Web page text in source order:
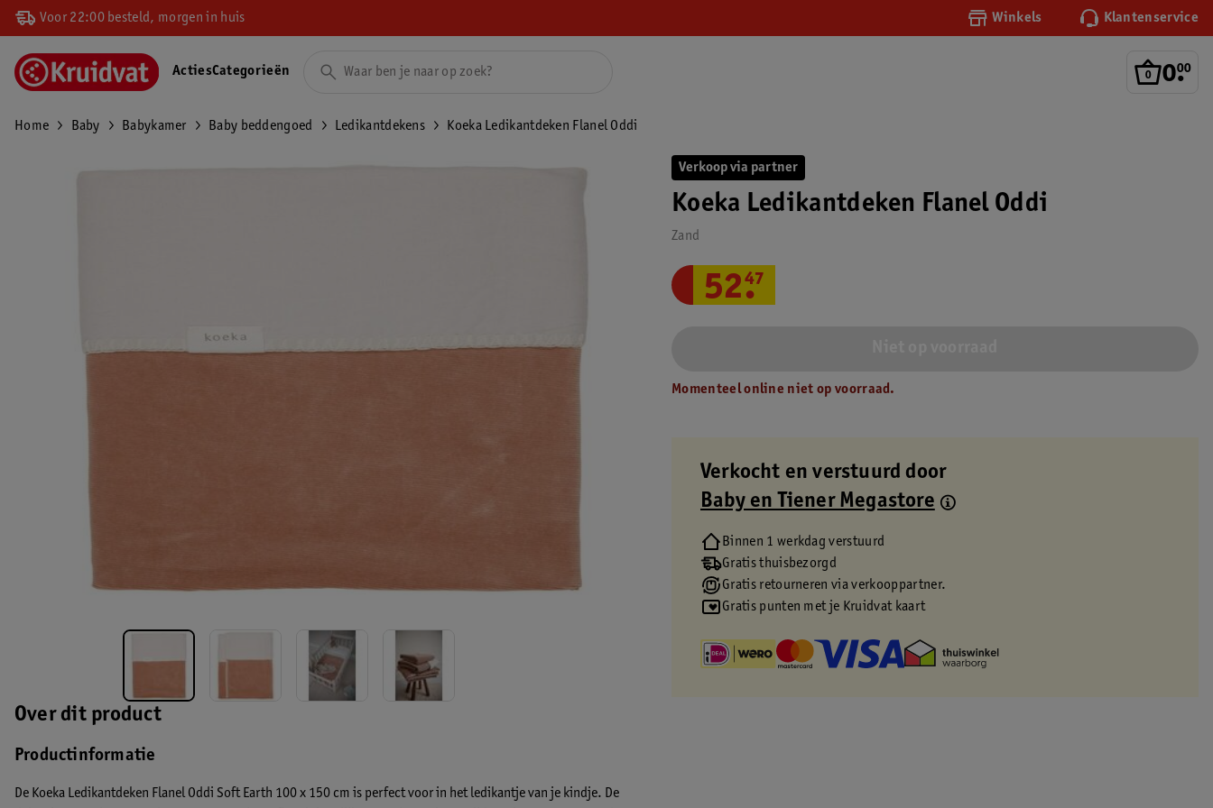
Voor 22:00 besteld, morgen in huis Winkels Klantenservice
0.
00
ActiesCategorieën
Home Baby Babykamer Baby beddengoed Ledikantdekens Koeka Ledikantdeken Flanel Oddi
Over dit product
Productinformatie
De Koeka Ledikantdeken Flanel Oddi Soft Earth 100 x 150 cm is perfect voor in het ledikantje van je kindje. De
Verkoop via partner
Koeka Ledikantdeken Flanel Oddi
Zand
52.
47
Momenteel online niet op voorraad.
Verkocht en verstuurd door
Baby en Tiener Megastore
Binnen 1 werkdag verstuurd
Gratis thuisbezorgd
Gratis retourneren via verkooppartner.
Gratis punten met je Kruidvat kaart